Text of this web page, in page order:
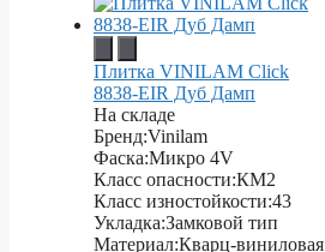
Плитка VINILAM Click
8838-EIR Дуб Дамп
На складе
Бренд:Vinilam
Фаска:Микро 4V
Класс опасности:КМ2
Класс изностойкости:43
Укладка:Замковой тип
Материал:Кварц-виниловая